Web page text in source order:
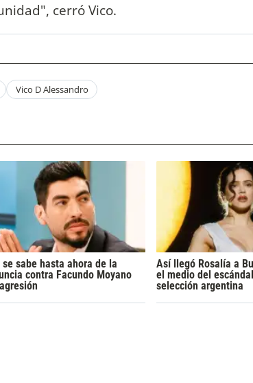
cerró Vico.
Vico D Alessandro
se sabe hasta ahora de la
contra Facundo Moyano
Así llegó Rosalía a
el medio del
selección argentina